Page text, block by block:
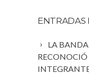
ENTRADAS
LA
RECONOCIÓ